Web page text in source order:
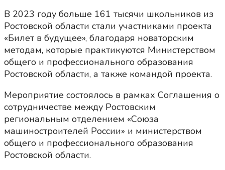
В 2023 году больше 161 тысячи школьников из
Ростовской области стали участниками проекта
«Билет в будущее», благодаря новаторским
методам, которые практикуются Министерством
общего и профессионального образования
Ростовской области, а также командой проекта.
Мероприятие состоялось в рамках Соглашения о
сотрудничестве между Ростовским
региональным отделением «Союза
машиностроителей России» и министерством
общего и профессионального образования
Ростовской области.